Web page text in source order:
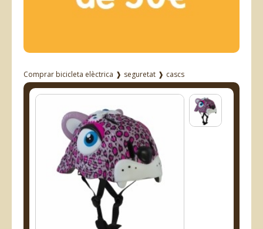
Comprar bicicleta elèctrica ❱ seguretat ❱ cascs